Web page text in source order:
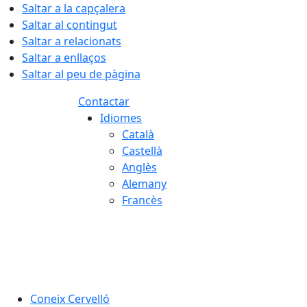
Saltar a la capçalera
Saltar al contingut
Saltar a relacionats
Saltar a enllaços
Saltar al peu de pàgina
Contactar
Idiomes
Català
Castellà
Anglès
Alemany
Francès
Coneix Cervelló